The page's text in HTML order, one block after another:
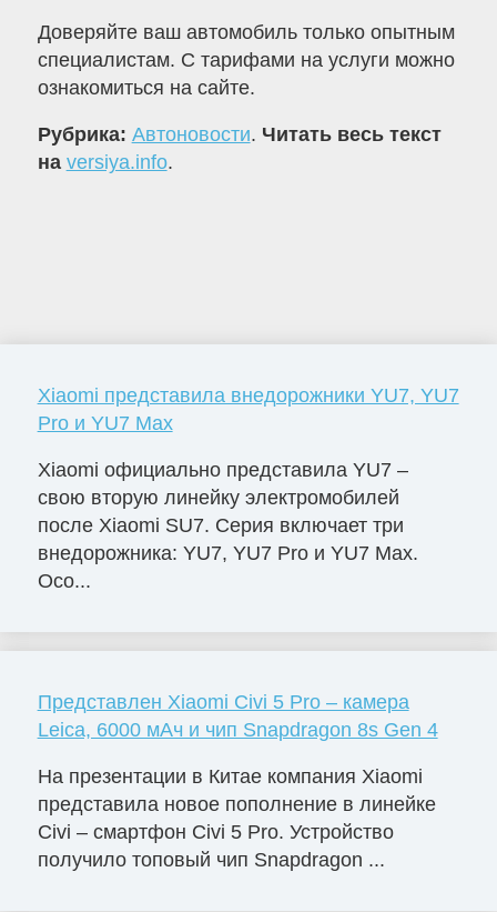
Доверяйте ваш автомобиль только опытным
специалистам. С тарифами на услуги можно
ознакомиться на сайте.
Рубрика: Автоновости. Читать весь текст
на versiya.info.
Xiaomi представила внедорожники YU7, YU7
Pro и YU7 Max
Xiaomi официально представила YU7 –
свою вторую линейку электромобилей
после Xiaomi SU7. Серия включает три
внедорожника: YU7, YU7 Pro и YU7 Max.
Осо...
Представлен Xiaomi Civi 5 Pro – камера
Leica, 6000 мАч и чип Snapdragon 8s Gen 4
На презентации в Китае компания Xiaomi
представила новое пополнение в линейке
Civi – смартфон Civi 5 Pro. Устройство
получило топовый чип Snapdragon ...